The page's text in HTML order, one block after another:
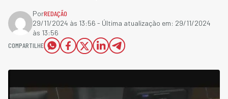
PorREDAÇÃO
29/11/2024 às 13:56 - Última atualização em: 29/11/2024
às 13:56
COMPARTILHE